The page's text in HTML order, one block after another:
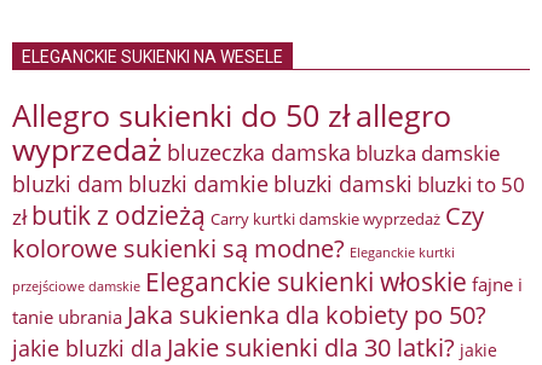
ELEGANCKIE SUKIENKI NA WESELE
Allegro sukienki do 50 złallegro
wyprzedaż bluzeczka damska bluzka damskie
bluzki dam bluzki damkie bluzki damski bluzki to 50
zł butik z odzieżą Carry kurtki damskie wyprzedaż Czy
kolorowe sukienki są modne? Eleganckie kurtki
przejściowe damskie Eleganckie sukienki włoskie fajne i
tanie ubrania Jaka sukienka dla kobiety po 50?
jakie bluzki dla Jakie sukienki dla 30 latki? jakie